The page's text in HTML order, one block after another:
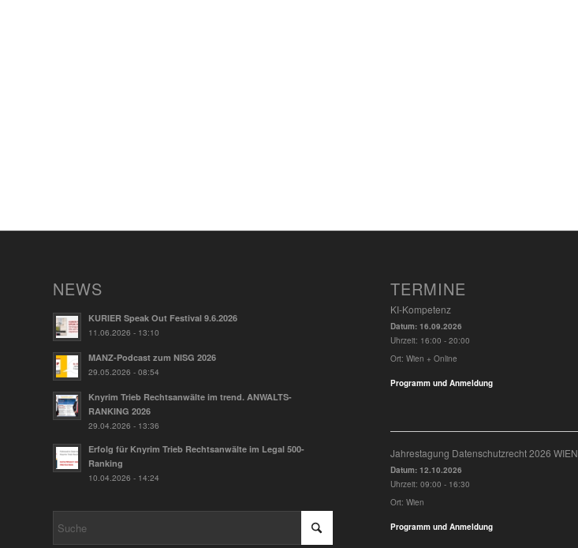
NEWS
KURIER Speak Out Festival 9.6.2026
11.06.2026 - 13:10
MANZ-Podcast zum NISG 2026
29.05.2026 - 08:54
Knyrim Trieb Rechtsanwälte im trend. ANWALTS-
RANKING 2026
29.04.2026 - 13:36
Erfolg für Knyrim Trieb Rechtsanwälte im Legal 500-
Ranking
10.04.2026 - 14:24
TERMINE
KI-Kompetenz
Datum: 16.09.2026
Uhrzeit: 16:00 - 20:00
Ort: Wien + Online
Programm und Anmeldung
Jahrestagung Datenschutzrecht 2026 WIEN
Datum: 12.10.2026
Uhrzeit: 09:00 - 16:30
Ort: Wien
Programm und Anmeldung